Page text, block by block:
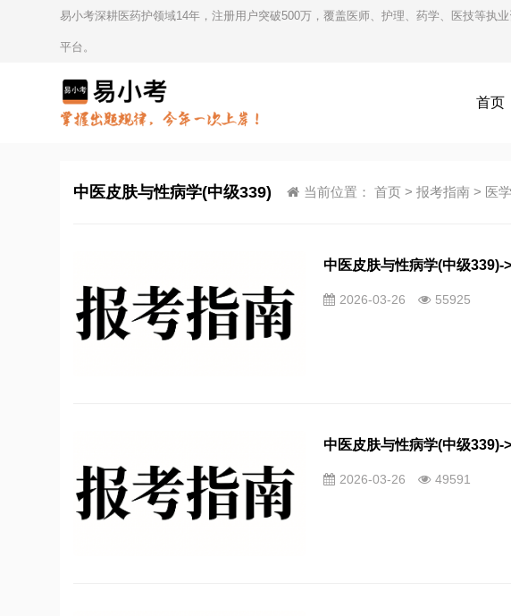
易小考深耕医药护领域14年，注册用户突破500万，覆盖医师、护理、药学、医技等执
平台。
首页
中医皮肤与性病学(中级339) 当前位置： 首页 > 报考指南 > 医学
中医皮肤与性病学(中级339)-
2026-03-26 55925
中医皮肤与性病学(中级339)-
2026-03-26 49591